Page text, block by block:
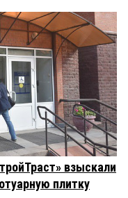
взыскали
плитку